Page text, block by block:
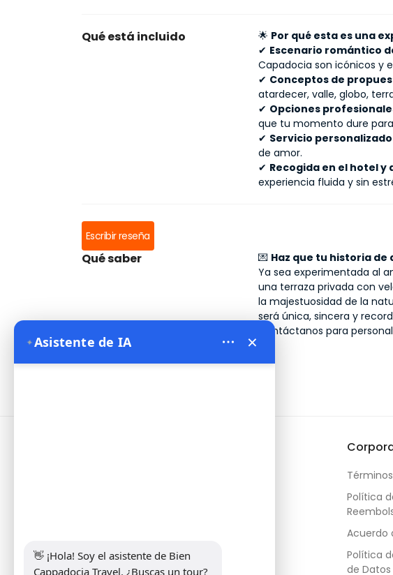
Qué está incluido 🌟 Por qué esta es una
✔ Escenario romántico
Capadocia son icónicos y
✔ Conceptos de
atardecer, valle, globo,
✔ Opciones
que tu momento dure
✔ Servicio personalizado
de amor.
✔ Recogida en el hotel
experiencia fluida y sin
Escribir reseña
Qué saber 💌 Haz que tu historia
Ya sea experimentada al
una terraza privada con
la majestuosidad de la
seráúnica, sincera y
Contáctanos para
Política
Acuerdo
Política
de Datos
✦Asistente de IA ×
👋 ¡Hola! Soy el asistente de Bien
Cappadocia Travel. ¿Buscas un tour?